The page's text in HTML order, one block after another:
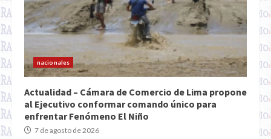
nacionales
Actualidad – Cámara de Comercio de Lima propone
al Ejecutivo conformar comando único para
enfrentar Fenómeno El Niño
7 de agosto de 2026